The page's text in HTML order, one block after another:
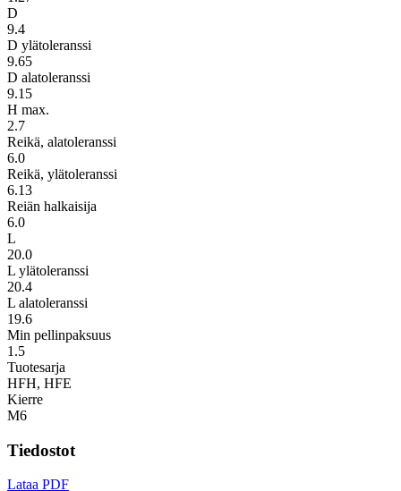
D
9.4
D ylätoleranssi
9.65
D alatoleranssi
9.15
H max.
2.7
Reikä, alatoleranssi
6.0
Reikä, ylätoleranssi
6.13
Reiän halkaisija
6.0
L
20.0
L ylätoleranssi
20.4
L alatoleranssi
19.6
Min pellinpaksuus
1.5
Tuotesarja
HFH, HFE
Kierre
M6
Tiedostot
Lataa PDF